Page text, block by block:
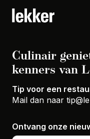
Culinair
kenners van
Tip voor een
Mail dan naar
Ontvang onze